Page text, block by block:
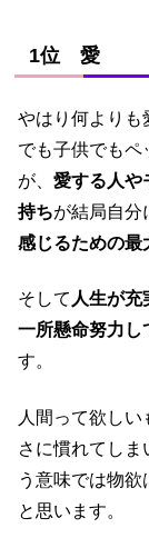
1位 愛
やはり何よりも
でも子供でもペ
が、 愛する人や
持ちが結局自分
感じるための最
そして 人生が充
一所懸命努力し
す。
人間って欲し
さに慣れてし
う意味では物
と思います。